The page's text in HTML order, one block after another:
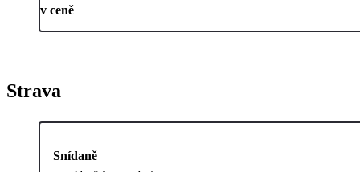
v ceně
Strava
Snídaně